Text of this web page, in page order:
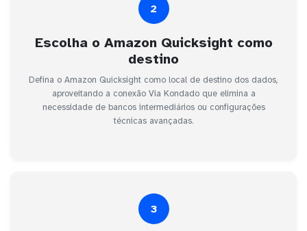
2
Escolha o Amazon Quicksight como
destino
Defina o Amazon Quicksight como local de destino dos dados,
aproveitando a conexão Via Kondado que elimina a
necessidade de bancos intermediários ou configurações
técnicas avançadas.
3